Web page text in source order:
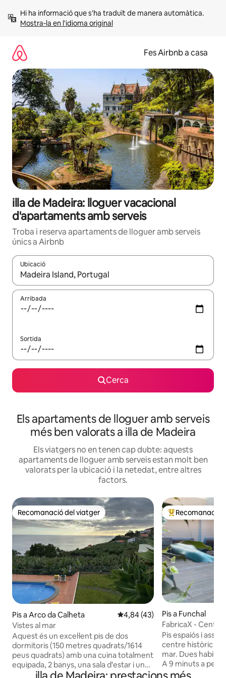
Mostra-la en l'idioma original
Fes Airbnb a casa
illa de Madeira: lloguer vacacional
d'apartaments amb serveis
Troba i reserva apartaments de lloguer amb serveis
únics a Airbnb
Ubicació
Quan els resultats estiguin disponibles, podràs navegar-hi a
Arribada
Sortida
Cerca
Els apartaments de lloguer amb serveis
més ben valorats a illa de Madeira
Els viatgers no en tenen cap dubte: aquests
apartaments de lloguer amb serveis estan molt ben
valorats per la ubicació i la netedat, entre altres
factors.
Recomanació del viatger
Recomanació del viatger
Pis a Arco da Calheta 4,84 de puntuació mitjana
4,84 (43)
Vistes al mar
Aquest és un excel·lent pis de dos
dormitoris (150 metres quadrats/1614
peus quadrats) amb una cuina totalment
equipada, 2 banys, una sala d'estar i una
terrassa amb vistes directes al mar.
Principals
Recomanació
Pis a Funchal
FabricaX - Centre
Pis espaiós i
centre històric de
mar. Dues
A 9 minuts a peu
passeig i